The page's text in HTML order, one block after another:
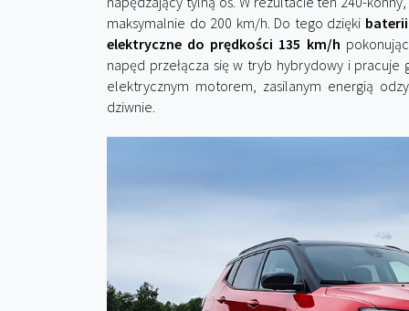
maksymalnie do 200 km/h. Do tego dzięki
elektryczne do prędkości 135 km/h
napęd przełącza się w tryb hybrydowy i pracuje
elektrycznym motorem, zasilanym energią
dziwnie.